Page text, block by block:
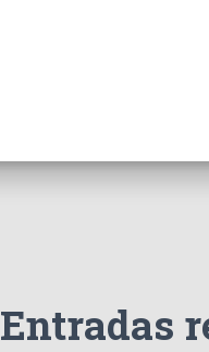
Entradas